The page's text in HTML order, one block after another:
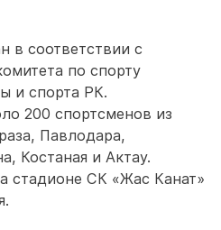
в соответствии с
по спорту
и спорта РК.
200 спортсменов из
Павлодара,
Костаная и Актау.
стадионе СК «Жас Канат»